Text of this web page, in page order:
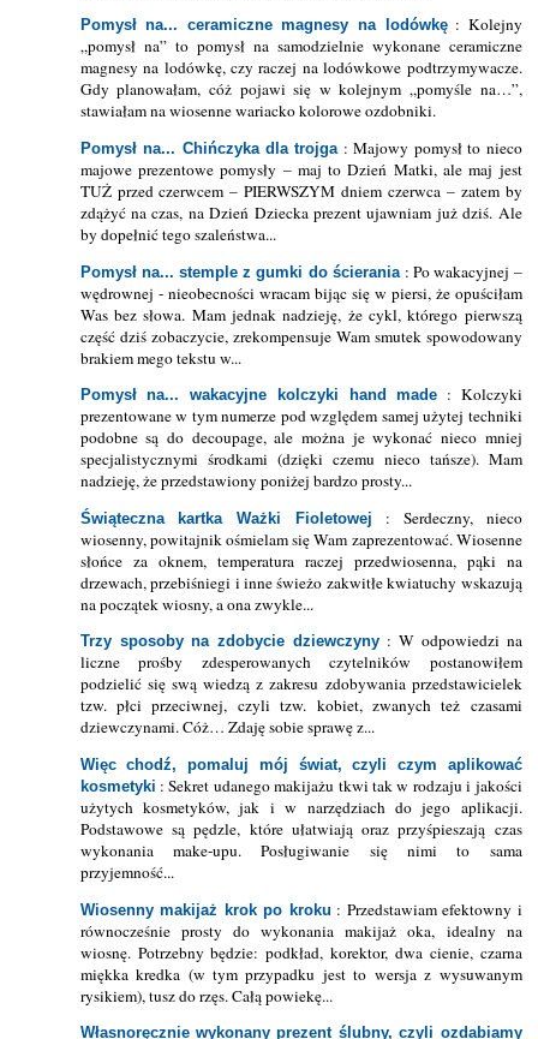
Pomysł na... ceramiczne magnesy na lodówkę: Kolejny
„pomysł na” to pomysł na samodzielnie wykonane ceramiczne
magnesy na lodówkę, czy raczej na lodówkowe podtrzymywacze.
Gdy planowałam, cóż pojawi się w kolejnym „pomyśle na…”,
stawiałam na wiosenne wariacko kolorowe ozdobniki.
Pomysł na... Chińczyka dla trojga: Majowy pomysł to nieco
majowe prezentowe pomysły – maj to Dzień Matki, ale maj jest
TUŻ przed czerwcem – PIERWSZYM dniem czerwca – zatem by
zdążyć na czas, na Dzień Dziecka prezent ujawniam już dziś. Ale
by dopełnić tego szaleństwa...
Pomysł na... stemple z gumki do ścierania : Po wakacyjnej –
wędrownej - nieobecności wracam bijąc się w piersi, że opuściłam
Was bez słowa. Mam jednak nadzieję, że cykl, którego pierwszą
część dziś zobaczycie, zrekompensuje Wam smutek spowodowany
brakiem mego tekstu w...
Pomysł na... wakacyjne kolczyki hand made : Kolczyki
prezentowane w tym numerze pod względem samej użytej techniki
podobne są do decoupage, ale można je wykonać nieco mniej
specjalistycznymi środkami (dzięki czemu nieco tańsze). Mam
nadzieję, że przedstawiony poniżej bardzo prosty...
Świąteczna kartka Ważki Fioletowej
: Serdeczny, nieco
wiosenny, powitajnik ośmielam się Wam zaprezentować. Wiosenne
słońce za oknem, temperatura raczej przedwiosenna, pąki na
drzewach, przebiśniegi i inne świeżo zakwitłe kwiatuchy wskazują
na początek wiosny, a ona zwykle...
Trzy sposoby na zdobycie dziewczyny : W odpowiedzi na
liczne prośby zdesperowanych czytelników postanowiłem
podzielić się swą wiedzą z zakresu zdobywania przedstawicielek
tzw. płci przeciwnej, czyli tzw. kobiet, zwanych też czasami
dziewczynami. Cóż… Zdaję sobie sprawę z...
Więc chodź, pomaluj mój świat, czyli czym aplikować
kosmetyki : Sekret udanego makijażu tkwi tak w rodzaju i jakości
użytych kosmetyków, jak i w narzędziach do jego aplikacji.
Podstawowe są pędzle, które ułatwiają oraz przyśpieszają czas
wykonania make-upu. Posługiwanie się nimi to sama
przyjemność...
Wiosenny makijaż krok po kroku : Przedstawiam efektowny i
równocześnie prosty do wykonania makijaż oka, idealny na
wiosnę. Potrzebny będzie: podkład, korektor, dwa cienie, czarna
miękka kredka (w tym przypadku jest to wersja z wysuwanym
rysikiem), tusz do rzęs. Całą powiekę...
Własnoręcznie wykonany prezent ślubny, czyli ozdabiamy